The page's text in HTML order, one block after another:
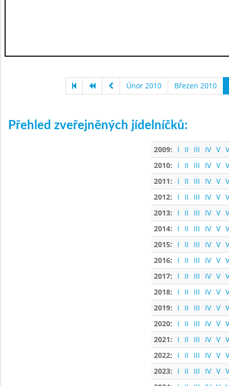
Únor 2010 Březen 2010
Přehled zveřejněných jídelníčků:
2009: I II III IV V
2010:
I II III IV V
2011:
I II III IV V
2012:
I II III IV V
2013:
I II III IV V
2014:
I II III IV V
2015:
I II III IV V
2016:
I II III IV V
2017:
I II III IV V
2018:
I II III IV V
2019:
I II III IV V
2020:
I II III IV V
2021:
I II III IV V
2022:
I II III IV V
2023:
I II III IV V